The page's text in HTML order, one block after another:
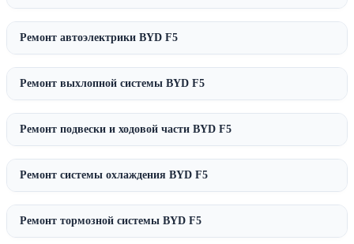
Ремонт автоэлектрики BYD F5
Ремонт выхлопной системы BYD F5
Ремонт подвески и ходовой части BYD F5
Ремонт системы охлаждения BYD F5
Ремонт тормозной системы BYD F5